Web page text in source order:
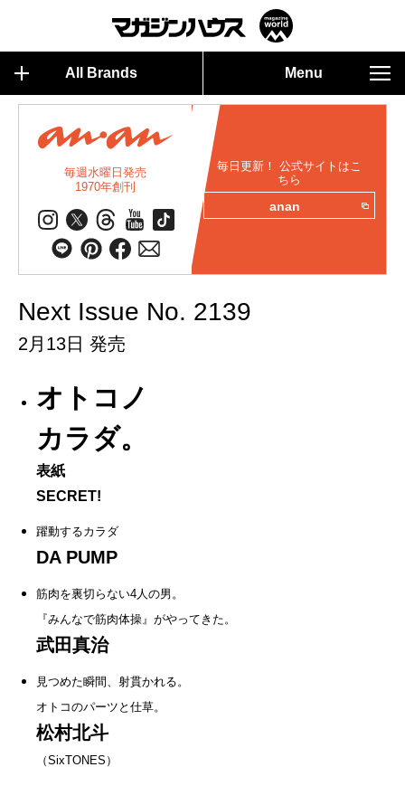
All Brands Menu
毎週水曜日発売
1970年創刊
毎日更新！ 公式サイトはこ
ちら
anan
Next Issue No. 2139
2月13日 発売
オトコノ
カラダ。
表紙
SECRET!
躍動するカラダ
DA PUMP
筋肉を裏切らない4人の男。
『みんなで筋肉体操』がやってきた。
武田真治
見つめた瞬間、射貫かれる。
オトコのパーツと仕草。
松村北斗
（SixTONES）